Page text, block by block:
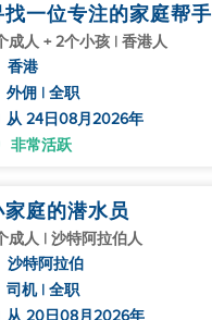
找一位专注的家庭帮手
成人 + 2个小孩 | 香港人
香港
外佣 | 全职
从 24日08月2026年
非常活跃
家庭的潜水员
成人 | 沙特阿拉伯人
沙特阿拉伯
司机 | 全职
从 20日08月2026年